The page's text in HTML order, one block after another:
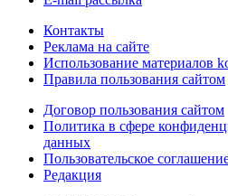
Контакты
Реклама на сайте
Использование материалов
Правила пользования сайтом
Договор пользования сайтом
Политика в сфере
данных
Пользовательское
Редакция